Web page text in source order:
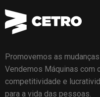
Promovemos as
Vendemos Máquinas com
competitividade e
para a vida das pessoas.